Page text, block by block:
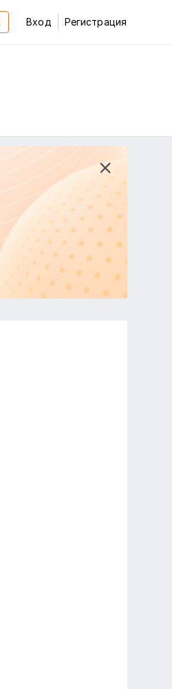
Вход Регистрация